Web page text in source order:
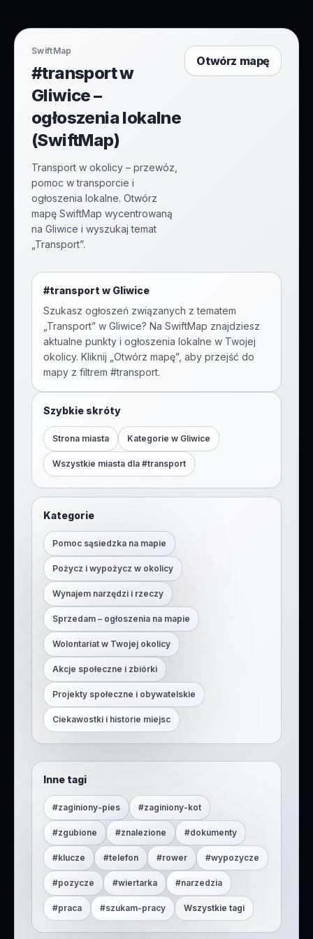
SwiftMap
#transport w
Gliwice –
ogłoszenia lokalne
(SwiftMap)
Transport w okolicy – przewóz,
pomoc w transporcie i
ogłoszenia lokalne. Otwórz
mapę SwiftMap wycentrowaną
na Gliwice i wyszukaj temat
„Transport”.
Otwórz mapę
#transport w Gliwice
Szukasz ogłoszeń związanych z tematem
Transport” w Gliwice? Na SwiftMap znajdziesz
aktualne punkty i ogłoszenia lokalne w Twojej
okolicy. Kliknij „Otwórz mapę”, aby przejść do
mapy z filtrem #transport.
Szybkie skróty
Strona miasta Kategorie w Gliwice
Wszystkie miasta dla #transport
Kategorie
Pomoc sąsiedzka na mapie
Pożycz i wypożycz w okolicy
Wynajem narzędzi i rzeczy
Sprzedam – ogłoszenia na mapie
Wolontariat w Twojej okolicy
Akcje społeczne i zbiórki
Projekty społeczne i obywatelskie
Ciekawostki i historie miejsc
Inne tagi
#zaginiony-pies #zaginiony-kot
#zgubione #znalezione #dokumenty
#klucze #telefon #rower #wypozycze
#pozycze #wiertarka #narzedzia
#praca #szukam-pracy Wszystkie tagi